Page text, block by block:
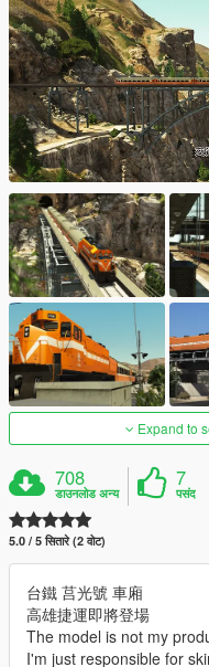
Expand to
708
डाउनलोड अन्य
7
पसंद
5.0 / 5 सितारे (2 वोट)
台鐵 莒光號 車廂
高雄捷運即將登場
The model is not my
I'm just responsible for